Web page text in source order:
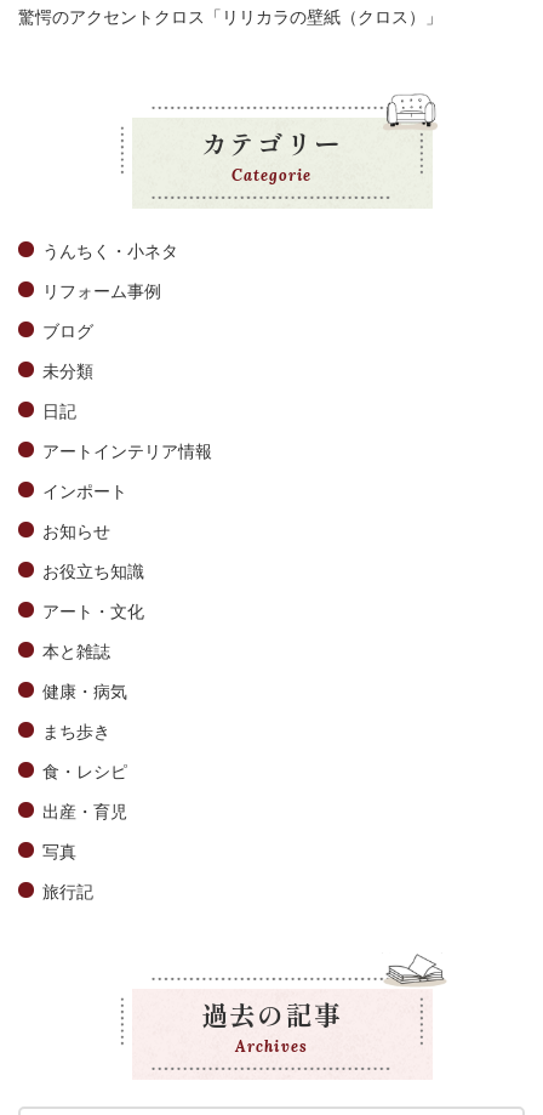
驚愕のアクセントクロス「リリカラの壁紙（クロス）」
カテゴリー
Categorie
うんちく・小ネタ
リフォーム事例
ブログ
未分類
日記
アートインテリア情報
インポート
お知らせ
お役立ち知識
アート・文化
本と雑誌
健康・病気
まち歩き
食・レシピ
出産・育児
写真
旅行記
過去の記事
Archives